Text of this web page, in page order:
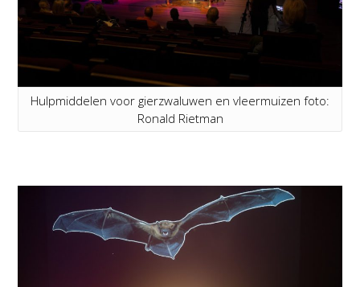
Hulpmiddelen voor gierzwaluwen en vleermuizen foto:
Ronald Rietman